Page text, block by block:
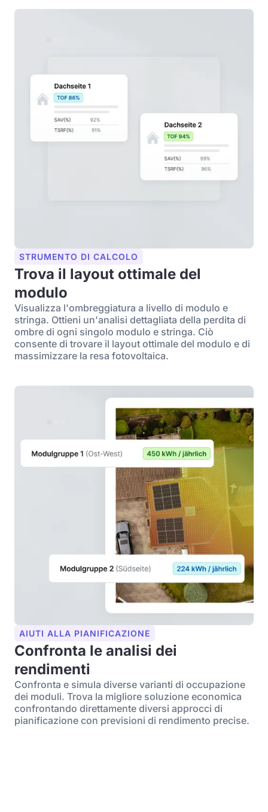
STRUMENTO DI CALCOLO
Trova il layout ottimale del
modulo
Visualizza l'ombreggiatura a livello di modulo e
stringa. Ottieni un'analisi dettagliata della perdita di
ombre di ogni singolo modulo e stringa. Ciò
consente di trovare il layout ottimale del modulo e di
massimizzare la resa fotovoltaica.
AIUTI ALLA PIANIFICAZIONE
Confronta le analisi dei
rendimenti
Confronta e simula diverse varianti di occupazione
dei moduli. Trova la migliore soluzione economica
confrontando direttamente diversi approcci di
pianificazione con previsioni di rendimento precise.